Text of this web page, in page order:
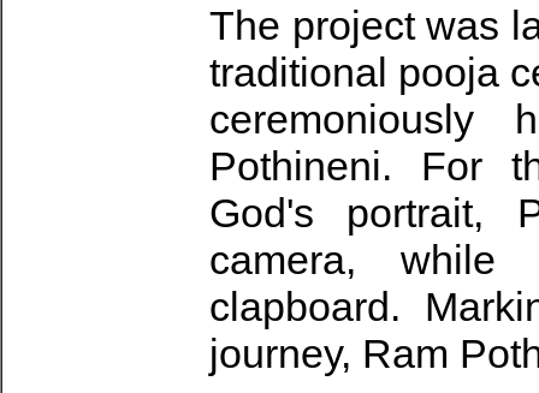
The project was
traditional pooja
Pothineni. For
God's portrait,
camera,
clapboard.
journey, Ram